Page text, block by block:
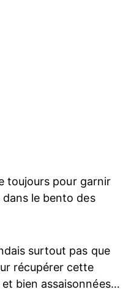
toujours pour garnir
le bento des
surtout pas que
récupérer cette
bien assaisonnées…